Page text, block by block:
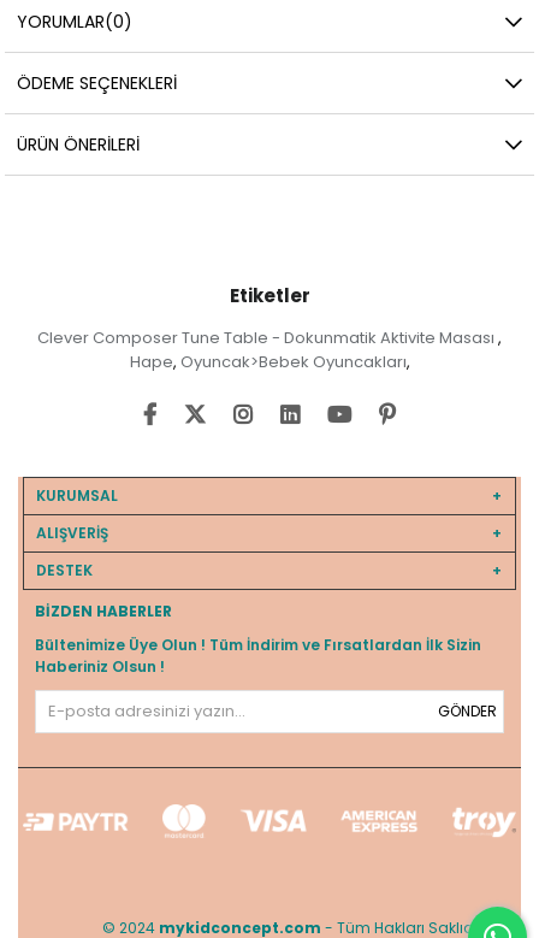
YORUMLAR(0)
ÖDEME SEÇENEKLERI
ÜRÜN ÖNERILERI
Etiketler
Clever Composer Tune Table - Dokunmatik Aktivite Masası ,
Hape, Oyuncak>Bebek Oyuncakları,
KURUMSAL
ALIŞVERİŞ
DESTEK
BIZDEN HABERLER
Bültenimize Üye Olun ! Tüm İndirim ve Fırsatlardan İlk Sizin
Haberiniz Olsun !
GÖNDER
© 2024 mykidconcept.com - Tüm Hakları Saklıdır.